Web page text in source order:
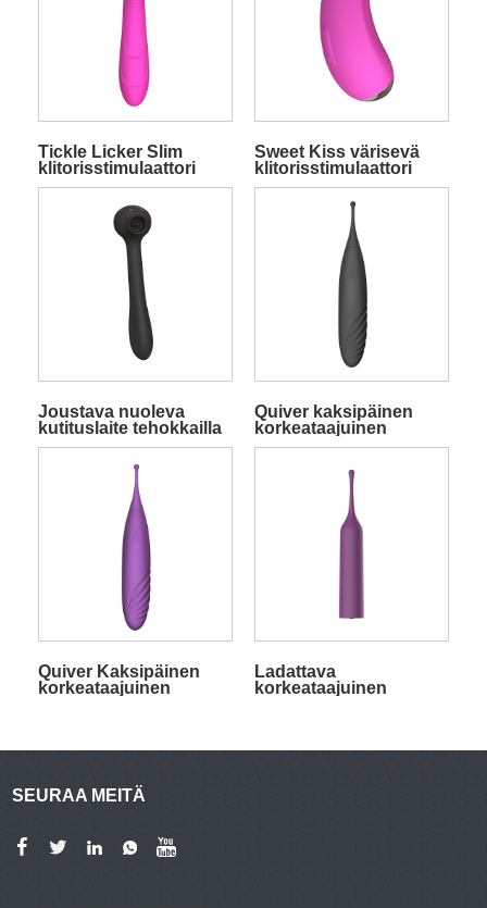
Tickle Licker Slim
klitorisstimulaattori
värinätoiminnoilla
Sweet Kiss värisevä
klitorisstimulaattori
yksityinen merkki
Joustava nuoleva
kutituslaite tehokkailla
värähtelytoiminnoilla
Quiver kaksipäinen
korkeataajuinen
stimulaattori musta
Quiver Kaksipäinen
korkeataajuinen
Ladattava
korkeataajuinen
SEURAA MEITÄ